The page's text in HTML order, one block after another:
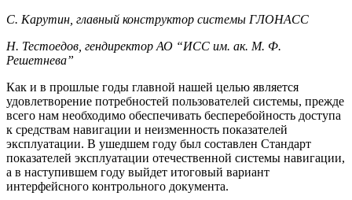
С. Карутин, главный конструктор системы ГЛОНАСС
Н. Тестоедов, гендиректор АО “ИСС им. ак. М. Ф.
Решетнева”
Как и в прошлые годы главной нашей целью является
удовлетворение потребностей пользователей системы, прежде
всего нам необходимо обеспечивать бесперебойность доступа
к средствам навигации и неизменность показателей
эксплуатации. В ушедшем году был составлен Стандарт
показателей эксплуатации отечественной системы навигации,
а в наступившем году выйдет итоговый вариант
интерфейсного контрольного документа.